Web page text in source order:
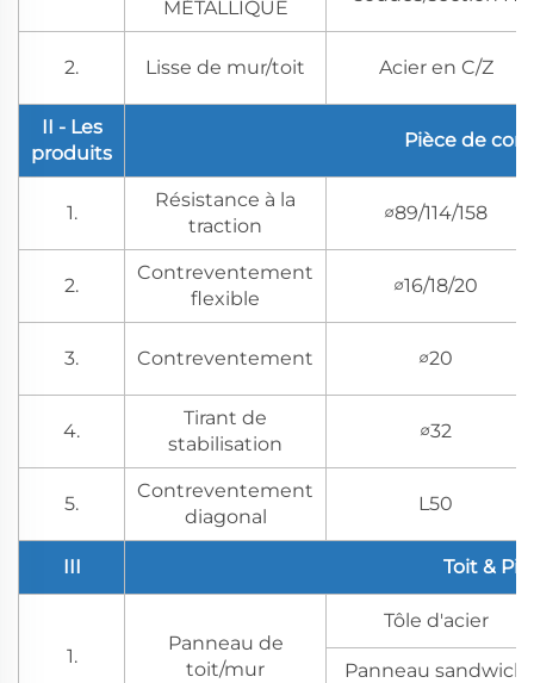
MÉTALLIQUE
2. Lisse de mur/toit Acier en C/Z
II - Les
produits
Pièce de
1.
Résistance à la
traction
∅89/114/158
2.
Contreventement
flexible
∅16/18/20
3. Contreventement ∅20
4.
Tirant de
stabilisation
∅32
5.
Contreventement
diagonal
L50
III Toit &
1.
Panneau de
toit/mur
Tôle d'acier
Panneau sandwich